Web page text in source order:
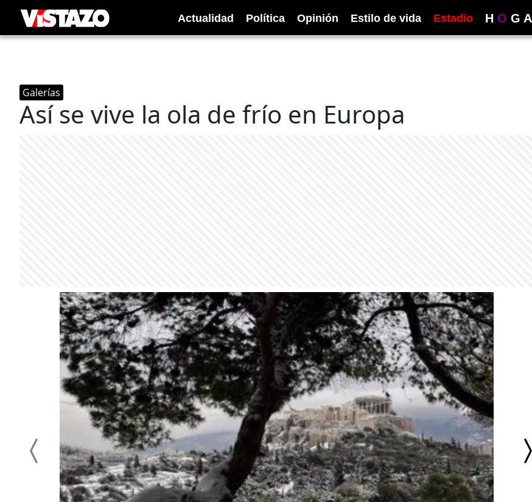
Actualidad Política Opinión Estilo de vida Estadio H O G A
Galerías
​Así se vive la ola de frío en Europa